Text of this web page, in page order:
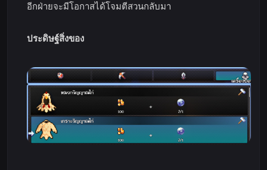
อีกฝ่ายจะมีโอกาสได้โจมตีสวนกลับมา
ประดิษฐ์สิ่งของ